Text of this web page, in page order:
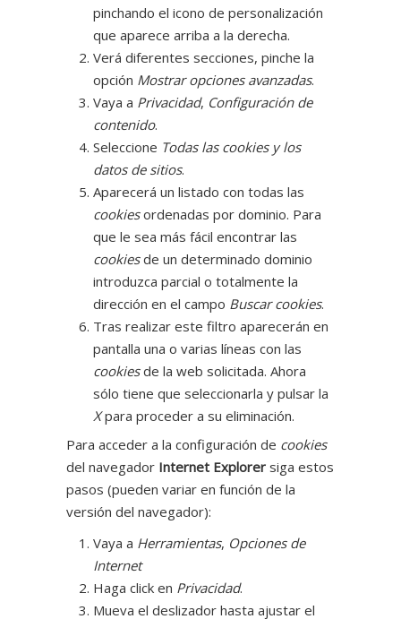
pinchando el icono de personalización
que aparece arriba a la derecha.
Verá diferentes secciones, pinche la
opción Mostrar opciones avanzadas.
Vaya a Privacidad, Configuración de
contenido.
Seleccione Todas las cookiesy los
datos de sitios.
Aparecerá un listado con todas las
cookiesordenadas por dominio. Para
que le sea más fácil encontrar las
cookiesde un determinado dominio
introduzca parcial o totalmente la
dirección en el campo Buscar cookies.
Tras realizar este filtro aparecerán en
pantalla una o varias líneas con las
cookiesde la web solicitada. Ahora
sólo tiene que seleccionarla y pulsar la
Xpara proceder a su eliminación.
Para acceder a la configuración de cookies
del navegador Internet Explorer siga estos
pasos (pueden variar en función de la
versión del navegador):
Vaya a Herramientas, Opciones de
Internet
Haga click en Privacidad.
Mueva el deslizador hasta ajustar el